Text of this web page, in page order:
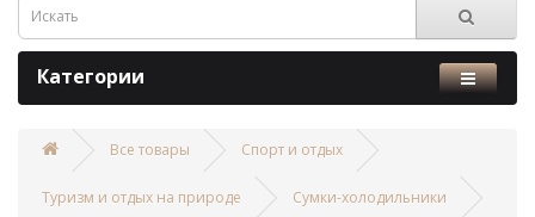
Категории
Все товары Спорт и отдых
Туризм и отдых на природе Сумки-холодильники